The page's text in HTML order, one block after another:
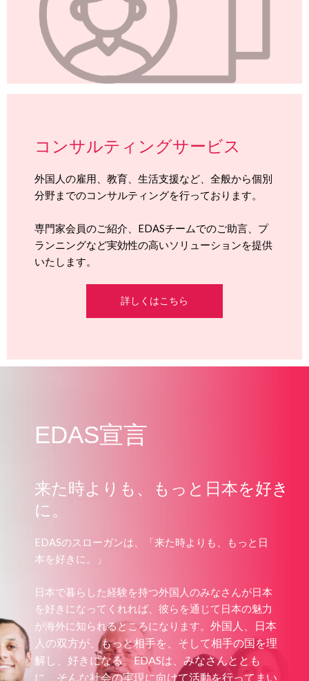
コンサルティングサービス
外国人の雇用、教育、生活支援など、全般から個別
分野までのコンサルティングを行っております。
専門家会員のご紹介、EDASチームでのご助言、プ
ランニングなど実効性の高いソリューションを提供
いたします。
詳しくはこちら
EDAS宣言
来た時よりも、もっと日本を好き
に。
EDASのスローガンは、「来た時よりも、もっと日
本を好きに。」
日本で暮らした経験を持つ外国人のみなさんが日本
を好きになってくれれば、彼らを通じて日本の魅力
が海外に知られるところになります。 外国人、日本
人の双方が、もっと相手を、そして相手の国を理
解し、好きになる。EDASは、みなさんととも
に、そんな社会の実現に向けて活動を行ってまい